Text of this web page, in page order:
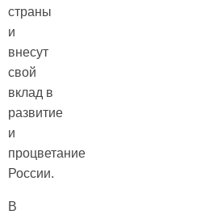
страны
и
внесут
свой
вклад в
развитие
и
процветание
России.
В